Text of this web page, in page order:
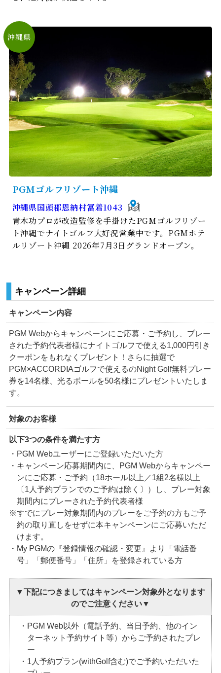
沖縄県
PGMゴルフリゾート沖縄
沖縄県国頭郡恩納村冨着1043
青木功プロが改造監修を手掛けたPGMゴルフリゾー
ト沖縄でナイトゴルフ大好況営業中です。PGMホテ
ルリゾート沖縄 2026年7月3日グランドオープン。
キャンペーン詳細
キャンペーン内容
PGM Webからキャンペーンにご応募・ご予約し、プレー
された予約代表者様にナイトゴルフで使える1,000円引き
クーポンをもれなくプレゼント！さらに抽選で
PGM×ACCORDIAゴルフで使えるのNight Golf無料プレー
券を14名様、光るボールを50名様にプレゼントいたしま
す。
対象のお客様
以下3つの条件を満たす方
・PGM Webユーザーにご登録いただいた方
・キャンペーン応募期間内に、PGM Webからキャンペー
ンにご応募・ご予約（18ホール以上／1組2名様以上
〔1人予約プランでのご予約は除く〕）し、プレー対象
期間内にプレーされた予約代表者様
※すでにプレー対象期間内のプレーをご予約の方もご予
約の取り直しをせずに本キャンペーンにご応募いただ
けます。
・My PGMの『登録情報の確認・変更』より「電話番
号」「郵便番号」「住所」を登録されている方
▼下記につきましてはキャンペーン対象外となります
のでご注意ください▼
・PGM Web以外（電話予約、当日予約、他のイン
ターネット予約サイト等）からご予約されたプレ
ー
・1人予約プラン(withGolf含む)でご予約いただいた